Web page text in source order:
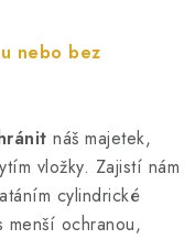
nebo bez
náš majetek,
vložky. Zajistí nám
cylindrické
ochranou,